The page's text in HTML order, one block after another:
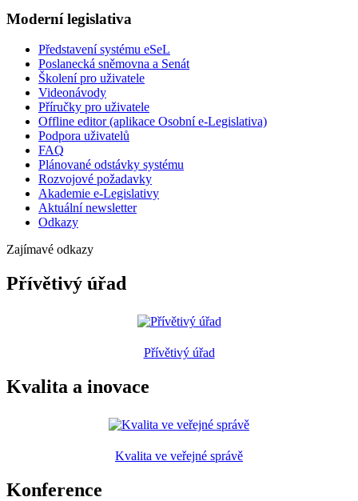
Moderní legislativa
Představení systému eSeL
Poslanecká sněmovna a Senát
Školení pro uživatele
Videonávody
Příručky pro uživatele
Offline editor (aplikace Osobní e-Legislativa)
Podpora uživatelů
FAQ
Plánované odstávky systému
Rozvojové požadavky
Akademie e-Legislativy
Aktuální newsletter
Odkazy
Zajímavé odkazy
Přívětivý úřad
Přívětivý úřad
Kvalita a inovace
Kvalita ve veřejné správě
Konference